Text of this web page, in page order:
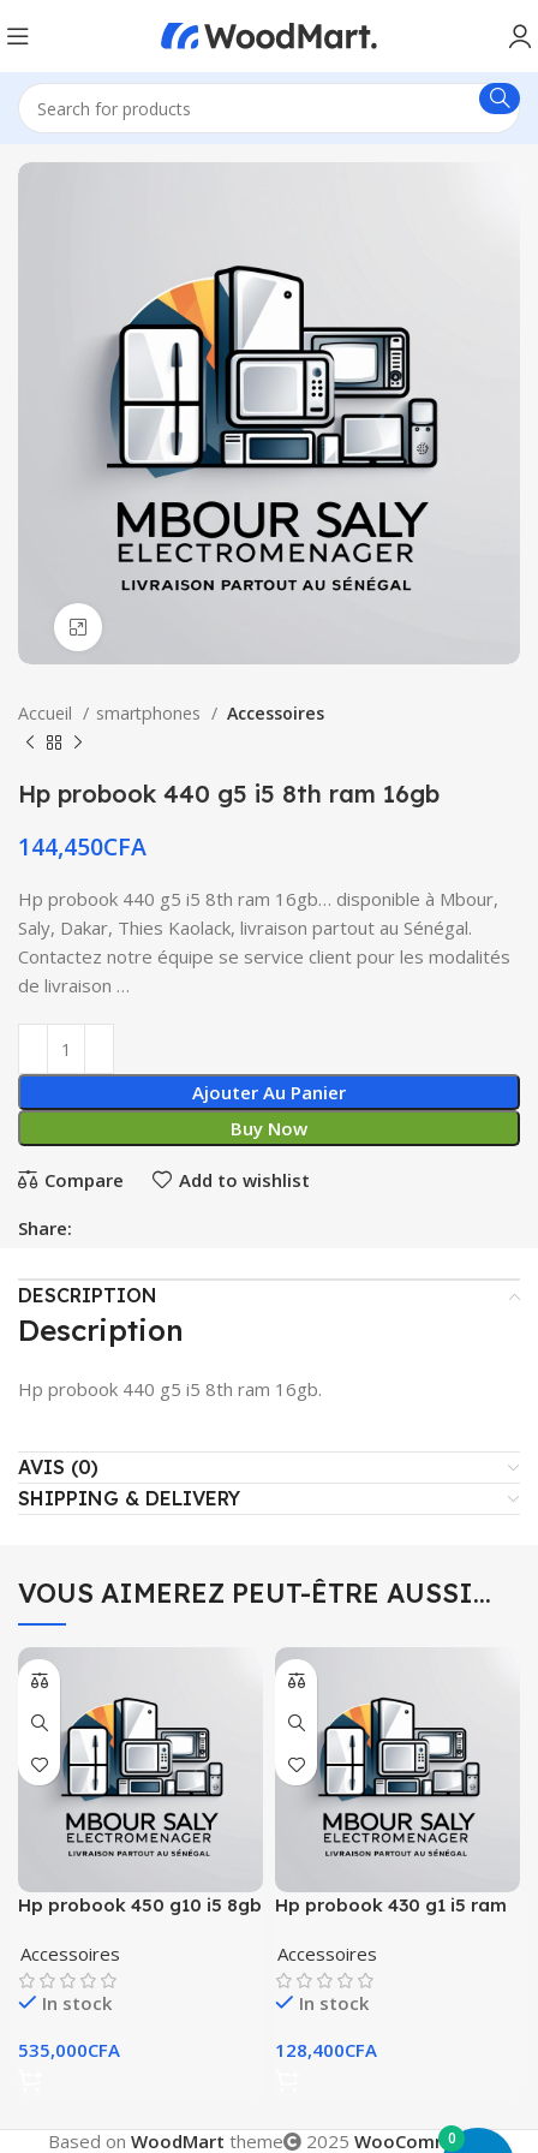
Accueil smartphones Accessoires
Hp probook 440 g5 i5 8th ram 16gb
144,450CFA
Hp probook 440 g5 i5 8th ram 16gb… disponible à Mbour,
Saly, Dakar, Thies Kaolack, livraison partout au Sénégal.
Contactez notre équipe se service client pour les modalités
de livraison …
Ajouter Au Panier
Buy Now
Compare Add to wishlist
Share:
DESCRIPTION
Description
Hp probook 440 g5 i5 8th ram 16gb.
AVIS (0)
SHIPPING & DELIVERY
VOUS AIMEREZ PEUT-ÊTRE AUSSI…
Hp probook 450 g10 i5 8gb
Accessoires
In stock
535,000CFA
Hp probook 430 g1 i5 ram
Accessoires
In stock
128,400CFA
Based on WoodMart theme 2025 WooCommerce
0